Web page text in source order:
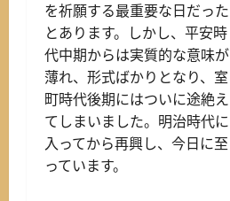
を祈願する最重要な日だった
とあります。しかし、平安時
代中期からは実質的な意味が
薄れ、形式ばかりとなり、室
町時代後期にはついに途絶え
てしまいました。明治時代に
入ってから再興し、今日に至
っています。